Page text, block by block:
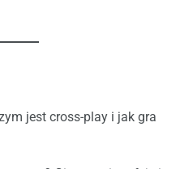
jest cross-play i jak gra